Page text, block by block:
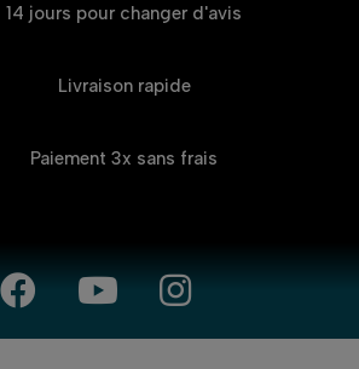
14 jours pour changer d'avis
Livraison rapide
Paiement 3x sans frais